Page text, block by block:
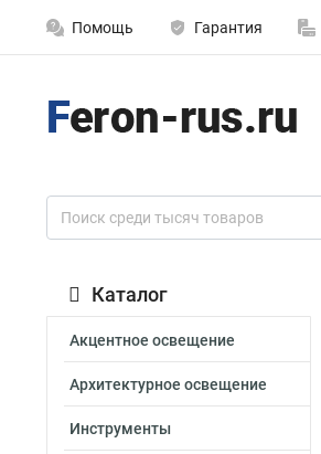
Помощь Гарантия
Каталог
Акцентное освещение
Архитектурное освещение
Инструменты